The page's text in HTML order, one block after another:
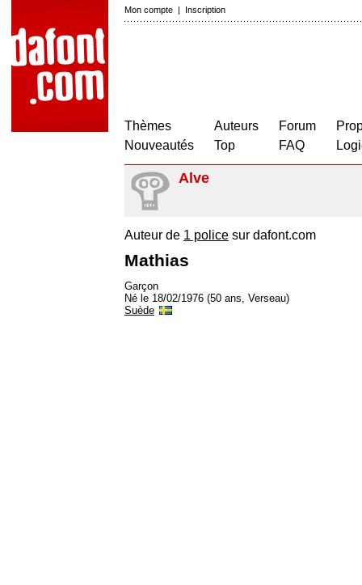
Mon compte | Inscription
Thèmes
Nouveautés
Auteurs
Top
Forum
FAQ
Alve
Auteur de 1 police sur dafont.com
Mathias
Garçon
Né le 18/02/1976 (50 ans, Verseau)
Suède